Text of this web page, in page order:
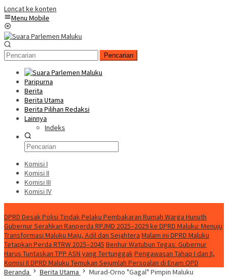
Loncat ke konten
Menu Mobile
Pencarian
Paripurna
Berita
Berita Utama
Berita Pilihan Redaksi
Lainnya
Indeks
Komisi I
Komisi II
Komisi III
Komisi IV
DPRD Desak Polisi Tindak Pelaku Pembakaran Rumah Warga Hunuth
Gubernur Serahkan Ranperda RPJMD 2025–2029 ke DPRD Maluku: Menuju
Transformasi Maluku Maju, Adil dan Sejahtera Malam ini DPRD Maluku
Tetapkan Perda RTRW 2025–2045 Benhur Watubun Tegas: Gubernur
Harus Tuntaskan TPP ASN yang TertunggakPengawasan Tahap I dan II,
Komisi II DPRD Maluku Temukan Sejumlah Persoalan di Enam OPD
Beranda
Berita Utama Murad-Orno "Gagal" Pimpin Maluku